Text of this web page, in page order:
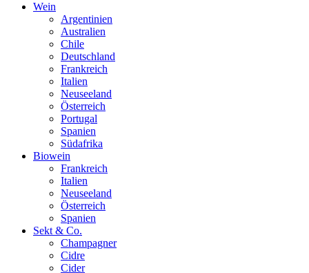
Wein
Argentinien
Australien
Chile
Deutschland
Frankreich
Italien
Neuseeland
Österreich
Portugal
Spanien
Südafrika
Biowein
Frankreich
Italien
Neuseeland
Österreich
Spanien
Sekt & Co.
Champagner
Cidre
Cider